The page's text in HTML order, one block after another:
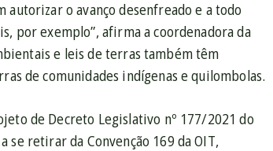
autorizar o avanço desenfreado e a todo
por exemplo”, afirma a coordenadora da
e leis de terras também têm
de comunidades indígenas e quilombolas.
de Decreto Legislativo nº 177/2021 do
retirar da Convenção 169 da OIT,